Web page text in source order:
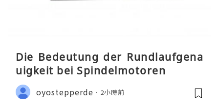
Die Bedeutung der Rundlaufgena
uigkeit bei Spindelmotoren
oyostepperde 2小時前